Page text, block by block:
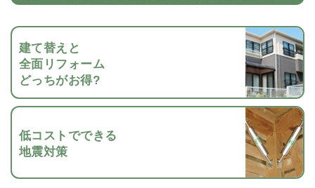
建て替えと
全面リフォーム
どっちがお得?
低コストでできる
地震対策